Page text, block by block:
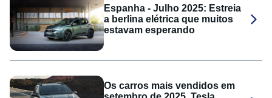
Espanha - Julho 2025: Estreia
a berlina elétrica que muitos
estavam esperando
Os carros mais vendidos em